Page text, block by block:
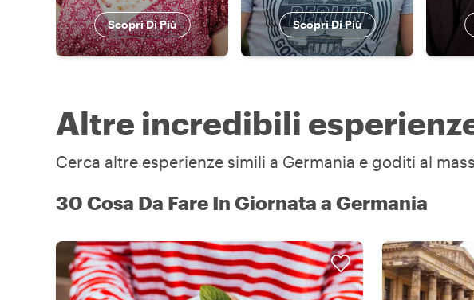
Scopri Di Più Scopri Di Più
Altre incredibili
Cerca altre esperienze simili a Germania e goditi al
30 Cosa Da Fare In Giornata a Germania